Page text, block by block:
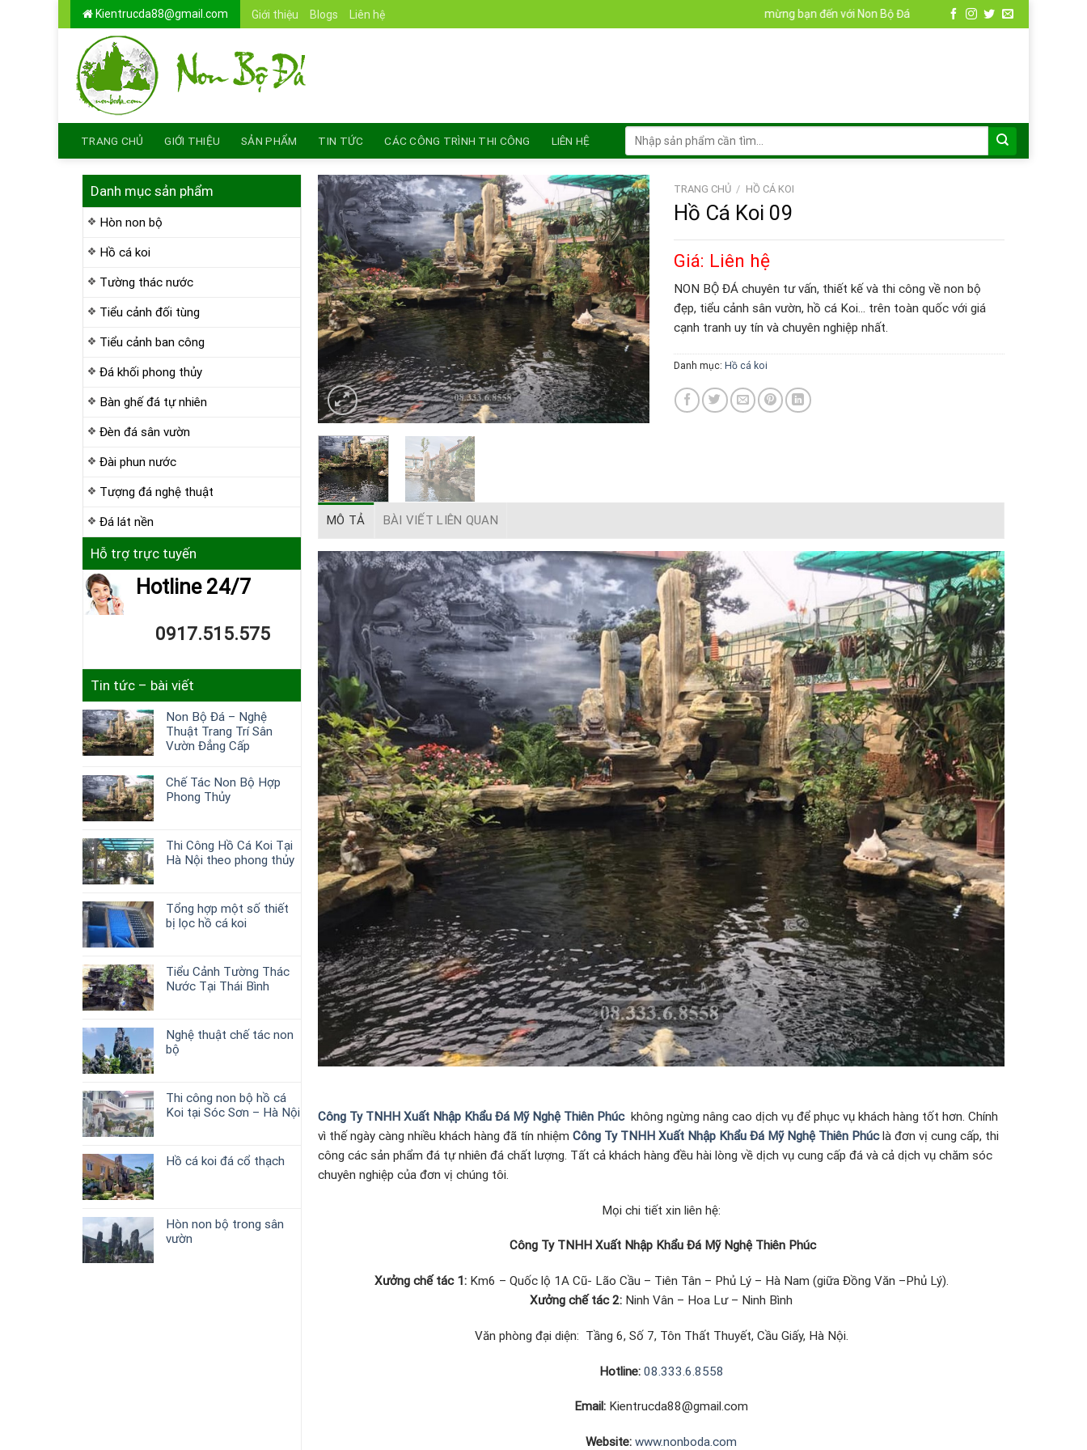
to
content
Kientrucda88@gmail.com Giới thiệu Blogs Liên hệ Chào mừng bạn đến với Non Bộ Đá
TRANG CHỦ GIỚI THIỆU SẢN PHẨM TIN TỨC CÁC CÔNG TRÌNH THI CÔNG LIÊN HỆ
kiếm:
Danh mục sản phẩm
Hòn non bộ
Hồ cá koi
Tường thác nước
Tiểu cảnh đối tùng
Tiểu cảnh ban công
Đá khối phong thủy
Bàn ghế đá tự nhiên
Đèn đá sân vườn
Đài phun nước
Tượng đá nghệ thuật
Đá lát nền
Hỗ trợ trực tuyến
Hotline 24/7
0917.515.575
Tin tức – bài viết
Non Bộ Đá – Nghệ
Thuật Trang Trí Sân
Vườn Đẳng Cấp
Chế Tác Non Bộ Hợp
Phong Thủy
Thi Công Hồ Cá Koi Tại
Hà Nội theo phong thủy
Tổng hợp một số thiết
bị lọc hồ cá koi
Tiểu Cảnh Tường Thác
Nước Tại Thái Bình
Nghệ thuật chế tác non
bộ
Thi công non bộ hồ cá
Koi tại Sóc Sơn – Hà Nội
Hồ cá koi đá cổ thạch
Hòn non bộ trong sân
vườn
TRANG CHỦ / HỒ CÁ KOI
Hồ Cá Koi 09
Giá: Liên hệ
NON BỘ ĐÁ chuyên tư vấn, thiết kế và thi công về non bộ
đẹp, tiểu cảnh sân vườn, hồ cá Koi… trên toàn quốc với giá
cạnh tranh uy tín và chuyên nghiệp nhất.
Danh mục: Hồ cá koi
MÔ TẢ BÀI VIẾT LIÊN QUAN
Công Ty TNHH Xuất Nhập Khẩu Đá Mỹ Nghệ Thiên Phúc không ngừng nâng cao dịch vụ để phục vụ khách hàng tốt hơn. Chính
vì thế ngày càng nhiều khách hàng đã tín nhiệm Công Ty TNHH Xuất Nhập Khẩu Đá Mỹ Nghệ Thiên Phúclà đơn vị cung cấp, thi
công các sản phẩm đá tự nhiên đá chất lượng. Tất cả khách hàng đều hài lòng về dịch vụ cung cấp đá và cả dịch vụ chăm sóc
chuyên nghiệp của đơn vị chúng tôi.
Mọi chi tiết xin liên hệ:
Công Ty TNHH Xuất Nhập Khẩu Đá Mỹ Nghệ Thiên Phúc
Xưởng chế tác 1:Km6 – Quốc lộ 1A Cũ- Lão Cầu – Tiên Tân – Phủ Lý – Hà Nam (giữa Đồng Văn –Phủ Lý).
Xưởng chế tác 2: Ninh Vân – Hoa Lư – Ninh Bình
Văn phòng đại diện: Tầng 6, Số 7, Tôn Thất Thuyết, Cầu Giấy, Hà Nội.
Hotline: 08.333.6.8558
Email: Kientrucda88@gmail.com
Website: www.nonboda.com